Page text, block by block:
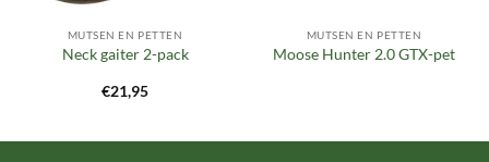
MUTSEN EN PETTEN
Neck gaiter 2-pack
€21,95
MUTSEN EN PETTEN
Moose Hunter 2.0 GTX-pet